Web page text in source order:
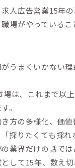
人広告営業15年
場がやっている
うまくいかない理
場は、これまで以
。
方の多様化、価値
採りたくても採れ
業界だけの話では
して15年、数え